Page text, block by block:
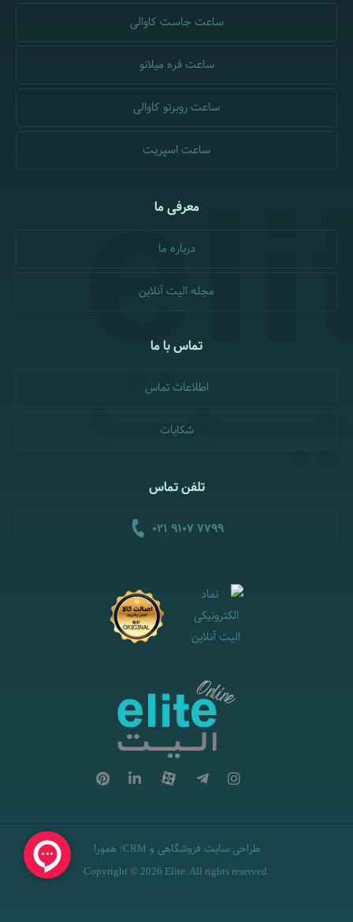
ساعت جاست کاوالی
ساعت فره میلانو
ساعت روبرتو کاوالی
ساعت اسپریت
معرفی ما
درباره ما
مجله الیت آنلاین
تماس با ما
اطلاعات تماس
شکایات
تلفن تماس
021 9107 7799
طراحی سایت فروشگاهی و CRM
: همورا
Copyright © 2026 Elite. All rights reserved.